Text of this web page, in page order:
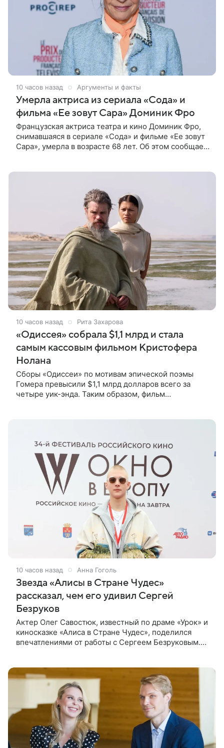
10 часов назад Аргументы и факты
Умерла актриса из сериала «Сода» и
фильма «Ее зовут Сара» Доминик Фро
Французская актриса театра и кино Доминик Фро,
снимавшаяся в сериале «Сода» и фильме «Ее зовут
Сара», умерла в возрасте 68 лет. Об этом сообщает
10 часов назад Рита Захарова
«Одиссея» собрала $1,1 млрд и стала
самым кассовым фильмом Кристофера
Нолана
Сборы «Одиссеи» по мотивам эпической поэмы
Гомера превысили $1,1 млрд долларов всего за
четыре уик-энда. Таким образом, фильм
10 часов назад Анна Гоголь
Звезда «Алисы в Стране Чудес»
рассказал, чем его удивил Сергей
Безруков
Актер Олег Савостюк, известный по драме «Урок» и
киносказке «Алиса в Стране Чудес», поделился
впечатлениями от работы с Сергеем Безруковым.